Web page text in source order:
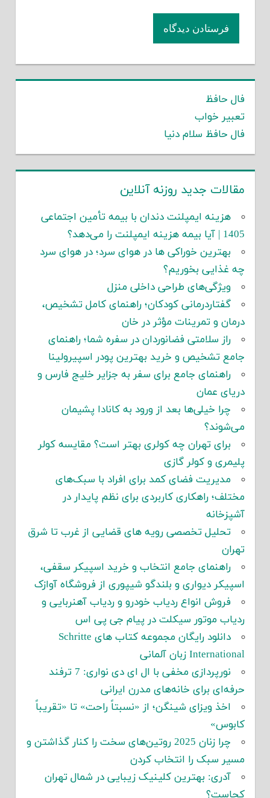
فال حافظ
تعبیر خواب
فال حافظ سلام دنیا
مقالات جدید روزنه آنلاین
هزینه ایمپلنت دندان با بیمه تأمین اجتماعی
1405 | آیا بیمه هزینه ایمپلنت را می‌دهد؟
بهترین خوراکی ها در هوای سرد؛ در هوای سرد
چه غذایی بخوریم؟
ویژگی‌های طراحی داخلی منزل
گفتاردرمانی کودکان؛ راهنمای کامل تشخیص،
درمان و تمرینات مؤثر در خان
راز سلامتی فضانوردان در سفره شما؛ راهنمای
جامع تشخیص و خرید بهترین پودر اسپیرولینا
راهنمای جامع برای سفر به جزایر خلیج فارس و
دریای عمان
چرا خیلی‌ها بعد از ورود به کانادا پشیمان
می‌شوند؟
برای تهران چه کولری بهتر است؟ مقایسه کولر
پلیمری و کولر گازی
مدیریت فضای کمد برای افراد با سبک‌های
مختلف؛ راهکاری کاربردی برای نظم پایدار در
آشپزخانه
تحلیل تخصصی رویه های قضایی از غرب تا شرق
تهران
راهنمای جامع انتخاب و خرید اسپیکر سقفی،
اسپیکر دیواری و بلندگو شیپوری از فروشگاه آوازک
فروش انواع ردیاب خودرو و ردیاب آهنربایی و
ردیاب موتور سیکلت در پیام جی پی اس
دانلود رایگان مجموعه کتاب های Schritte
International زبان آلمانی
نورپردازی مخفی با ال ای دی نواری: 7 ترفند
حرفه‌ای برای خانه‌های مدرن ایرانی
اخذ ویزای شینگن؛ از «نسبتاً راحت» تا «تقریباً
کابوس»
چرا زنان 2025 روتین‌های سخت را کنار گذاشتن و
مسیر سبک را انتخاب کردن
آدری: بهترین کلینیک زیبایی در شمال تهران
کجاست؟